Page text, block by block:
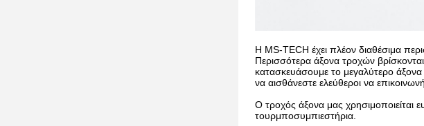
Η MS-TECH έχει πλέον διαθέσιμα
Περισσότερα άξονα τροχών
κατασκευάσουμε το μεγαλύτερο
να αισθάνεστε ελεύθεροι να
Ο τροχός άξονα μας
τουρμποσυμπιεστήρια.